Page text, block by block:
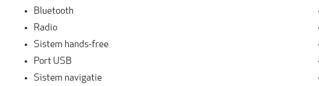
Bluetooth
Radio
Sistem hands-free
Port USB
Sistem navigatie